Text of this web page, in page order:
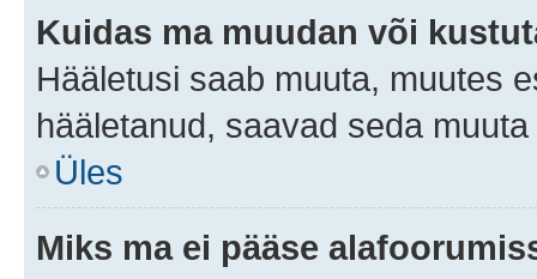
Kuidas ma muudan või
Hääletusi saab muuta, muutes
hääletanud, saavad seda
Üles
Miks ma ei pääse